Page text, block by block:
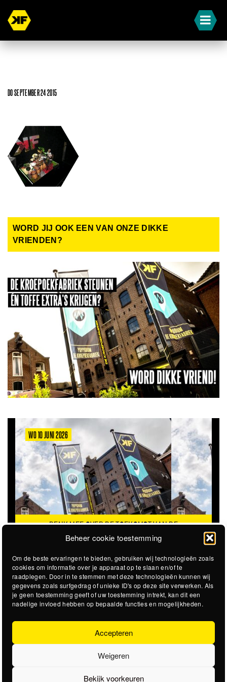
Beheer cookie toestemming
Om de beste ervaringen te bieden, gebruiken wij technologieën zoals
cookies om informatie over je apparaat op te slaan en/of te
raadplegen. Door in te stemmen met deze technologieën kunnen wij
gegevens zoals surfgedrag of unieke ID's op deze site verwerken. Als
je geen toestemming geeft of uw toestemming intrekt, kan dit een
nadelige invloed hebben op bepaalde functies en mogelijkheden.
Accepteren
Weigeren
Bekijk voorkeuren
DO SEPTEMBER 24 2015
WORD JIJ OOK EEN VAN ONZE DIKKE
VRIENDEN?
WO 10 JUNI 2026
DENK MEE OVER DE TOEKOMST VAN DE
KROEPOEKFABRIEK